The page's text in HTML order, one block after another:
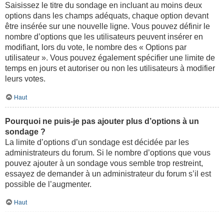
Saisissez le titre du sondage en incluant au moins deux
options dans les champs adéquats, chaque option devant
être insérée sur une nouvelle ligne. Vous pouvez définir le
nombre d’options que les utilisateurs peuvent insérer en
modifiant, lors du vote, le nombre des « Options par
utilisateur ». Vous pouvez également spécifier une limite de
temps en jours et autoriser ou non les utilisateurs à modifier
leurs votes.
Haut
Pourquoi ne puis-je pas ajouter plus d’options à un
sondage ?
La limite d’options d’un sondage est décidée par les
administrateurs du forum. Si le nombre d’options que vous
pouvez ajouter à un sondage vous semble trop restreint,
essayez de demander à un administrateur du forum s’il est
possible de l’augmenter.
Haut